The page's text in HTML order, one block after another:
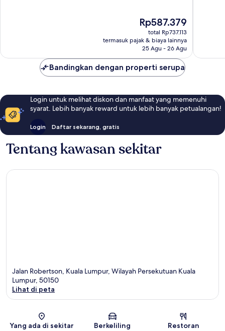
Harga
sekarang
Rp587.379
Rp587.379
total Rp737.113
termasuk pajak & biaya lainnya
25 Agu - 26 Agu
Bandingkan dengan properti serupa
Login untuk melihat diskon dan manfaat yang memenuhi
syarat. Lebih banyak reward untuk lebih banyak petualangan!
Login Daftar sekarang, gratis
Tentang kawasan sekitar
Jalan Robertson, Kuala Lumpur, Wilayah Persekutuan Kuala
Lumpur, 50150
Lihat di peta
Yang ada di sekitar Berkeliling Restoran